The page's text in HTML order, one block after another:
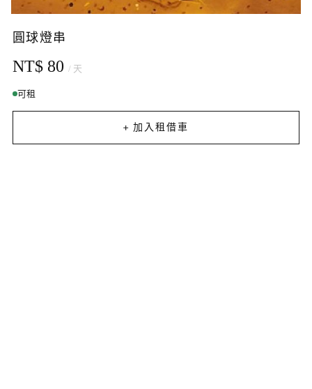
圓球燈串
NT$ 80 / 天
可租
+ 加入租借車